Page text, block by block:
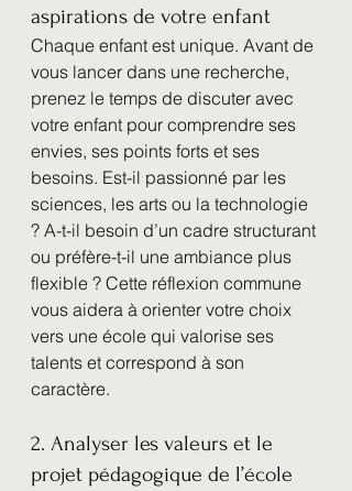
aspirations de votre enfant
Chaque enfant est unique. Avant de
vous lancer dans une recherche,
prenez le temps de discuter avec
votre enfant pour comprendre ses
envies, ses points forts et ses
besoins. Est-il passionné par les
sciences, les arts ou la technologie
? A-t-il besoin d’un cadre structurant
ou préfère-t-il une ambiance plus
flexible ? Cette réflexion commune
vous aidera à orienter votre choix
vers une école qui valorise ses
talents et correspond à son
caractère.
2. Analyser les valeurs et le
projet pédagogique de l’école